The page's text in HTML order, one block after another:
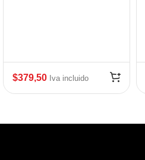
$379,50 Iva incluido